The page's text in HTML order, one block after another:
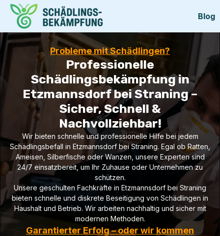
Blog
Probleme mit Schädlingen?
Professionelle
Schädlingsbekämpfung in
Etzmannsdorf bei Straning –
Sicher, Schnell &
Nachvollziehbar!
Wir bieten schnelle und professionelle Hilfe bei jedem
Schädlingsbefall in Etzmannsdorf bei Straning. Egal ob Ratten,
Ameisen, Silberfische oder Wanzen, unsere Experten sind
24/7 einsatzbereit, um Ihr Zuhause oder Unternehmen zu
schützen.
Unsere geschulten Fachkräfte in Etzmannsdorf bei Straning
bieten schnelle und diskrete Beseitigung von Schädlingen in
Haushalt und Betrieb. Wir arbeiten nachhaltig und sicher mit
modernen Methoden.
Garantierter Erfolg – oder wir kommen